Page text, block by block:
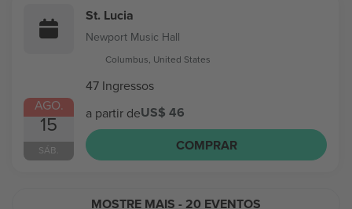
AGO.
15
SÁB.
St. Lucia
Newport Music Hall
Columbus, United States
47 Ingressos
a partir deUS$ 46
COMPRAR
MOSTRE MAIS - 20 EVENTOS